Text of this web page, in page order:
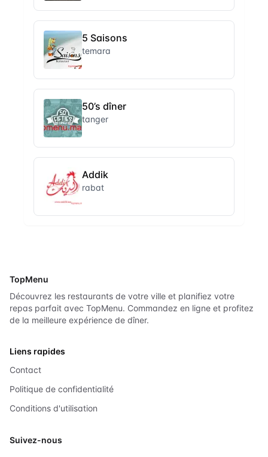
5 Saisons
temara
50’s dîner
tanger
Addik
rabat
TopMenu
Découvrez les restaurants de votre ville et planifiez votre
repas parfait avec TopMenu. Commandez en ligne et profitez
de la meilleure expérience de dîner.
Liens rapides
Contact
Politique de confidentialité
Conditions d'utilisation
Suivez-nous